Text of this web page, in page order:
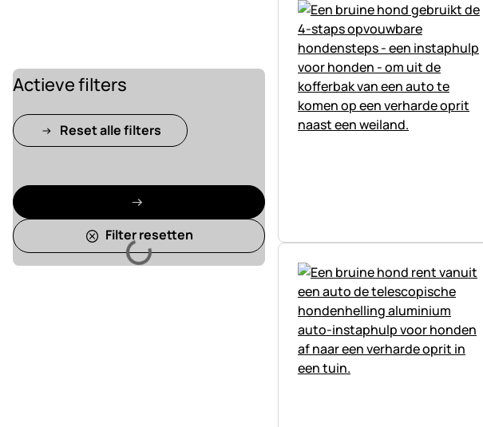
Laden
Actieve filters
Reset alle filters
Filter resetten